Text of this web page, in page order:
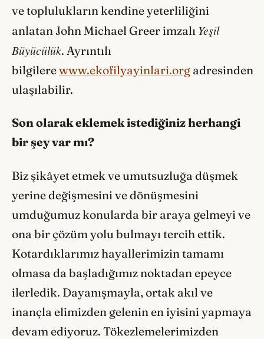
ve toplulukların kendine yeterliliğini
anlatan John Michael Greer imzalı Yeşil
Büyücülük. Ayrıntılı
bilgilerewww.ekofilyayinlari.org adresinden
ulaşılabilir.
Son olarak eklemek istediğiniz herhangi
bir şey var mı?
Biz şikâyet etmek ve umutsuzluğa düşmek
yerine değişmesini ve dönüşmesini
umduğumuz konularda bir araya gelmeyi ve
ona bir çözüm yolu bulmayı tercih ettik.
Kotardıklarımız hayallerimizin tamamı
olmasa da başladığımız noktadan epeyce
ilerledik. Dayanışmayla, ortak akıl ve
inançla elimizden gelenin en iyisini yapmaya
devam ediyoruz. Tökezlemelerimizden